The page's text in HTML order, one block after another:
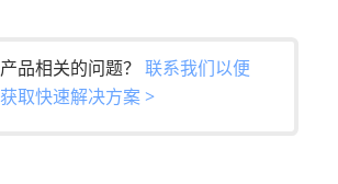
产品相关的问题？ 联系我们以便
获取快速解决方案 >